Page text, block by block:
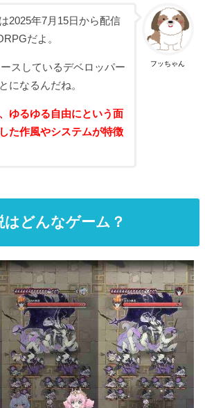
フッちゃん
2025年7月15日から配信
だよ。
スしているデベロッパー
になるんだね。
ゆるゆる自由にという面
た作風やシステムが特徴
どんなゲーム？